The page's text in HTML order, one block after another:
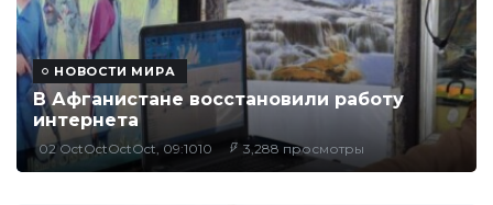
НОВОСТИ МИРА
В Афганистане восстановили работу
интернета
02 OctOctOctOct, 09:1010 3,288 просмотры